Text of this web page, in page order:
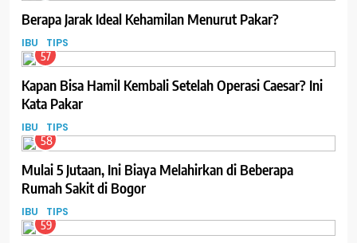
Berapa Jarak Ideal Kehamilan Menurut Pakar?
IBU TIPS
57
Kapan Bisa Hamil Kembali Setelah Operasi Caesar? Ini
Kata Pakar
IBU TIPS
58
Mulai 5 Jutaan, Ini Biaya Melahirkan di Beberapa
Rumah Sakit di Bogor
IBU TIPS
59